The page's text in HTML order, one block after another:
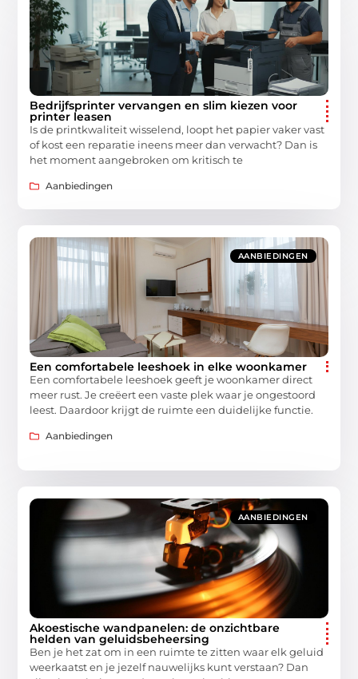
Bedrijfsprinter vervangen en slim kiezen voor
printer leasen
Is de printkwaliteit wisselend, loopt het papier vaker vast
of kost een reparatie ineens meer dan verwacht? Dan is
het moment aangebroken om kritisch te
Aanbiedingen
AANBIEDINGEN
Een comfortabele leeshoek in elke woonkamer
Een comfortabele leeshoek geeft je woonkamer direct
meer rust. Je creëert een vaste plek waar je ongestoord
leest. Daardoor krijgt de ruimte een duidelijke functie.
Aanbiedingen
AANBIEDINGEN
Akoestische wandpanelen: de onzichtbare
helden van geluidsbeheersing
Ben je het zat om in een ruimte te zitten waar elk geluid
weerkaatst en je jezelf nauwelijks kunt verstaan? Dan